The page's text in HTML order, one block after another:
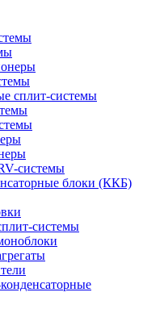
сплит-системы
системы
блоки (ККБ)
системы